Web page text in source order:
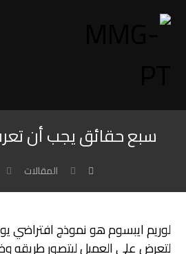
سبع حقائق يجب أن
المقالات
لوريم ايبسوم هو نموذج افتراضي
لتعرض على العميل ليتصور طريقه